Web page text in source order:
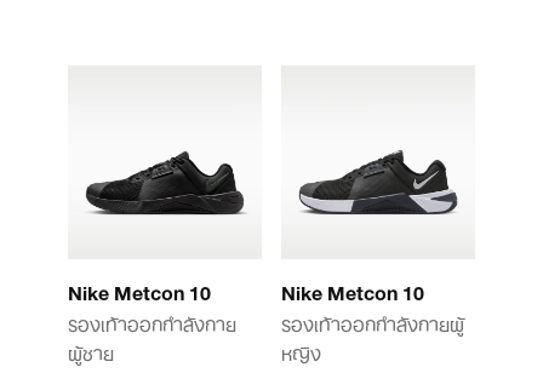
Nike Metcon 10
รองเท้าออกกำลังกาย
ผู้ชาย
Nike Metcon 10
รองเท้าออกกำลังกายผู้
หญิง